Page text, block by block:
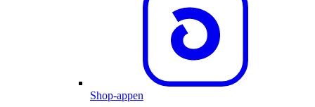
Shop-appen